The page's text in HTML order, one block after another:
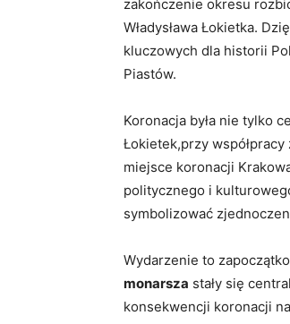
zakończenie okresu
Władysława Łokietka.
kluczowych ‍dla historii
Piastów.
Koronacja ⁢była nie tylko‍
Łokietek,przy współpracy
miejsce koronacji
politycznego i
symbolizować
Wydarzenie⁣ to
‍monarsza ​stały się
konsekwencji koronacji​